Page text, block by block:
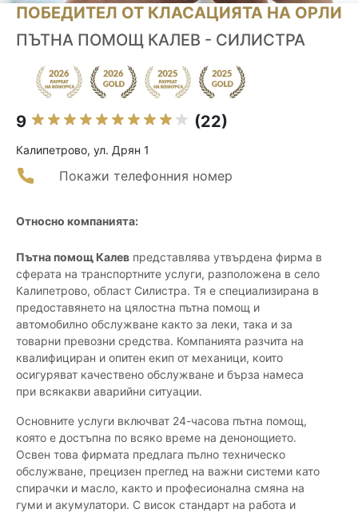
ПОБЕДИТЕЛ ОТ КЛАСАЦИЯТА НА ОРЛИ
ПЪТНА ПОМОЩ КАЛЕВ - СИЛИСТРА
9 (22)
Калипетрово, ул. Дрян 1
Покажи телефонния номер
Относно компанията:
Пътна помощ Калев представлява утвърдена фирма в
сферата на транспортните услуги, разположена в село
Калипетрово, област Силистра. Тя е специализирана в
предоставянето на цялостна пътна помощ и
автомобилно обслужване както за леки, така и за
товарни превозни средства. Компанията разчита на
квалифициран и опитен екип от механици, които
осигуряват качествено обслужване и бърза намеса
при всякакви аварийни ситуации.
Основните услуги включват 24-часова пътна помощ,
която е достъпна по всяко време на денонощието.
Освен това фирмата предлага пълно техническо
обслужване, прецизен преглед на важни системи като
спирачки и масло, както и професионална смяна на
гуми и акумулатори. С висок стандарт на работа и